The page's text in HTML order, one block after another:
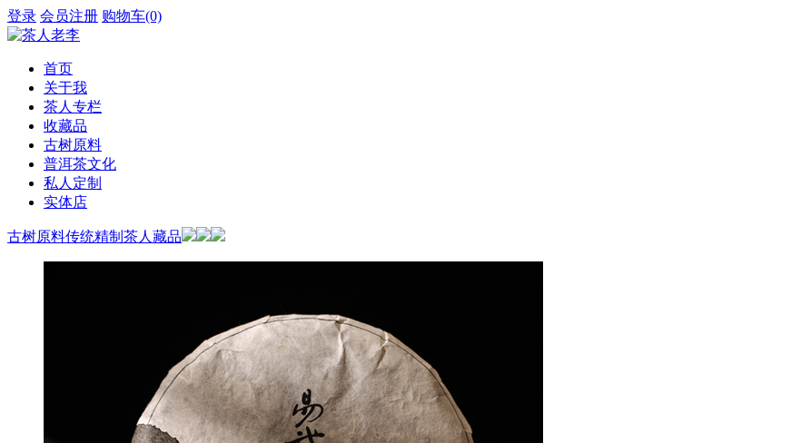
登录 会员注册 购物车(0)
首页
关于我
茶人专栏
收藏品
古树原料
普洱茶文化
私人定制
实体店
古树原料传统精制 茶人藏品